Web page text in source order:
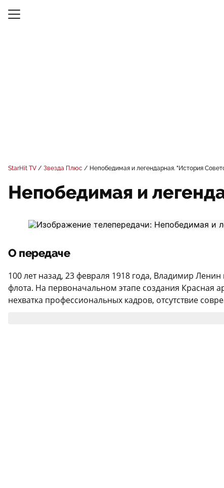
StarHit TV Звезда Плюс Непобедимая и легендарная. "История
Непобедимая и
О передаче
100 лет назад, 23 февраля 1918 года, Владимир
флота. На первоначальном этапе создания Красная
нехватка профессиональных кадров, отсутствие